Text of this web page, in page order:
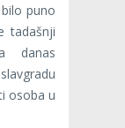
puno
tadašnji
danas
osoba u